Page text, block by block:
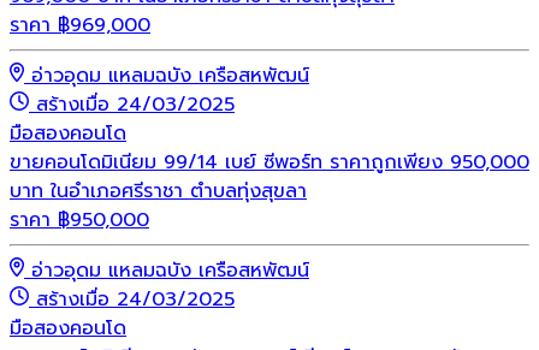
ราคา ฿969,000
อ่าวอุดม แหลมฉบัง เครือสหพัฒน์
สร้างเมื่อ 24/03/2025
มือสองคอนโด
ขายคอนโดมิเนียม 99/14 เบย์ ซีพอร์ท ราคาถูกเพียง 950,000
บาท ในอำเภอศรีราชา ตำบลทุ่งสุขลา
ราคา ฿950,000
อ่าวอุดม แหลมฉบัง เครือสหพัฒน์
สร้างเมื่อ 24/03/2025
มือสองคอนโด